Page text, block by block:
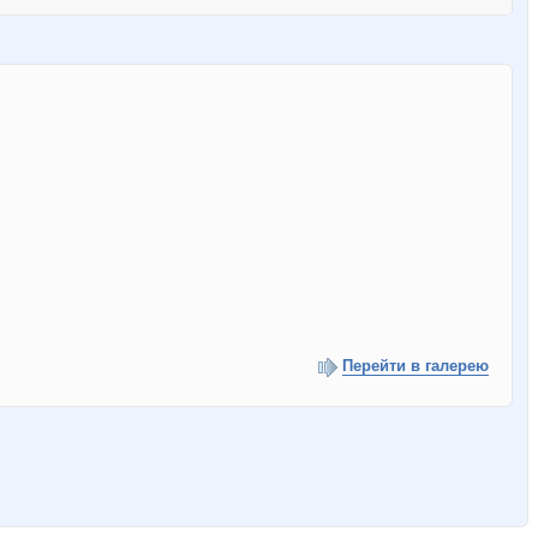
Перейти в галерею